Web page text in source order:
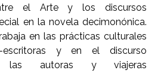
el Arte y los discursos
en la novela decimonónica.
en las prácticas culturales
y en el discurso
las autoras y viajeras